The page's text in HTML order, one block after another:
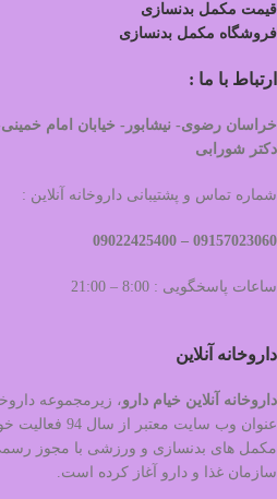
قیمت مکمل بدنسازی
فروشگاه مکمل بدنسازی
ارتباط با ما :
خراسان رضوی- نیشابور- خیابان امام
دکتر شورابی
شماره تماس و پشتیبانی داروخانه آنلاین :
09157023060 –
ساعات پاسخگویی : 8:00 – 21:00
داروخانه آنلاین
داروخانه آنلاین خیام دارو، زیرمجموعه
عنوان وب سایت
مکمل های بدنسازی و ورزشی با مجوز
سازمان غذا و دارو آغاز کرده است.